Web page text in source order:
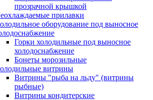
прозрачной крышкой
прилавки
оборудование под выносное
Горки холодильные под выносное
холодоснабжение
Бонеты морозильные
витрины
Витрины "рыба на льду" (витрины
рыбные)
Витрины кондитерские